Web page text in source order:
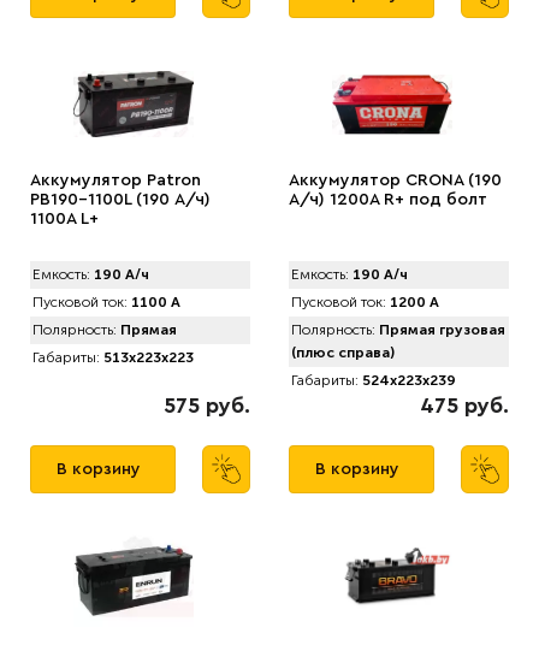
Аккумулятор Patron
PB190-1100L (190 А/ч)
1100A L+
Емкость: 190 А/ч
Пусковой ток: 1100 А
Полярность: Прямая
Габариты: 513x223x223
575 руб.
В корзину
Аккумулятор CRONA (190
А/ч) 1200A R+ под болт
Емкость: 190 А/ч
Пусковой ток: 1200 А
Полярность: Прямая грузовая
(плюс справа)
Габариты: 524x223x239
475 руб.
В корзину